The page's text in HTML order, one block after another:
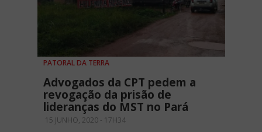
PATORAL DA TERRA
Advogados da CPT pedem a
revogação da prisão de
lideranças do MST no Pará
15 JUNHO, 2020 - 17H34